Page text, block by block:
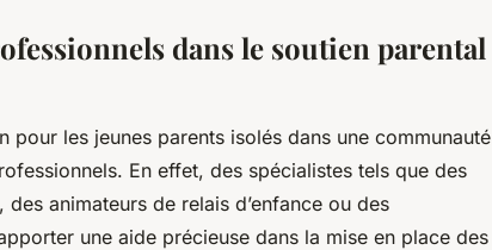
dans le soutien parental
pour les jeunes parents isolés dans une communauté
En effet, des spécialistes tels que des
animateurs de relais d’enfance ou des
une aide précieuse dans la mise en place des